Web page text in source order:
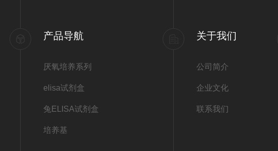
产品导航
厌氧培养系列
elisa试剂盒
兔ELISA试剂盒
培养基
关于我们
公司简介
企业文化
联系我们